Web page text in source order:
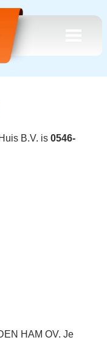
B.V. is 0546-
HAM OV. Je